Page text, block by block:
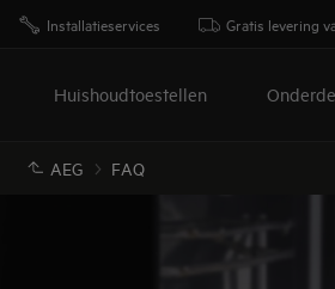
Installatieservices Gratis levering
Huishoudtoestellen
AEG FAQ